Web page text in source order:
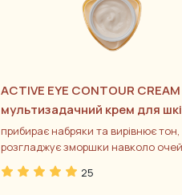
ACTIVE EYE CONTOUR CREAM
мультизадачний крем для
навколо очей з бакучіолом
прибирає набряки та вирівнює тон,
розгладжує зморшки навколо очей
(підходить для чутливої шкіри)
25